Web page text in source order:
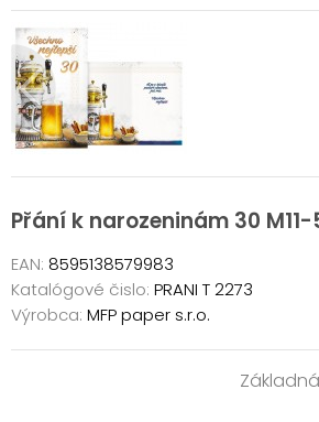
Přání k narozeninám 30
EAN: 8595138579983
Katalógové čislo: PRANI T 2273
Výrobca: MFP paper s.r.o.